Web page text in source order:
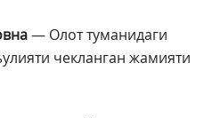
— Олот туманидаги
чекланган жамияти